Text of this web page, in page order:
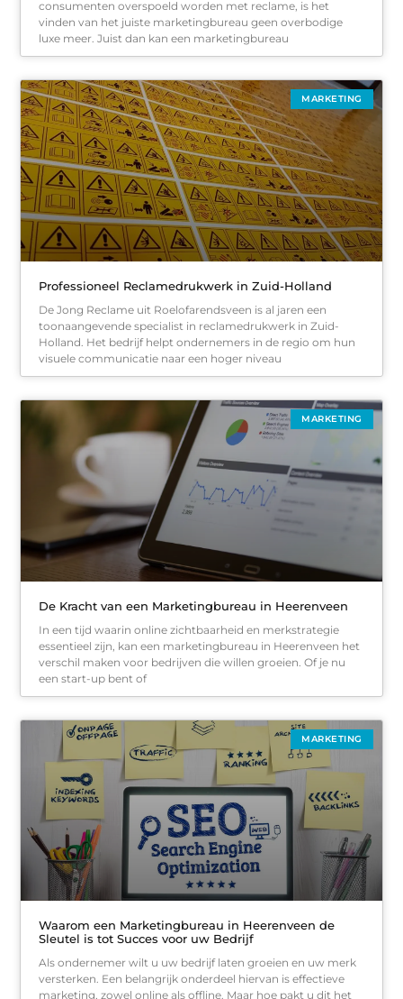
consumenten overspoeld worden met reclame, is het
vinden van het juiste marketingbureau geen overbodige
luxe meer. Juist dan kan een marketingbureau
MARKETING
Professioneel Reclamedrukwerk in Zuid-Holland
De Jong Reclame uit Roelofarendsveen is al jaren een
toonaangevende specialist in reclamedrukwerk in Zuid-
Holland. Het bedrijf helpt ondernemers in de regio om hun
visuele communicatie naar een hoger niveau
MARKETING
De Kracht van een Marketingbureau in Heerenveen
In een tijd waarin online zichtbaarheid en merkstrategie
essentieel zijn, kan een marketingbureau in Heerenveen het
verschil maken voor bedrijven die willen groeien. Of je nu
een start-up bent of
MARKETING
Waarom een Marketingbureau in Heerenveen de
Sleutel is tot Succes voor uw Bedrijf
Als ondernemer wilt u uw bedrijf laten groeien en uw merk
versterken. Een belangrijk onderdeel hiervan is effectieve
marketing, zowel online als offline. Maar hoe pakt u dit het